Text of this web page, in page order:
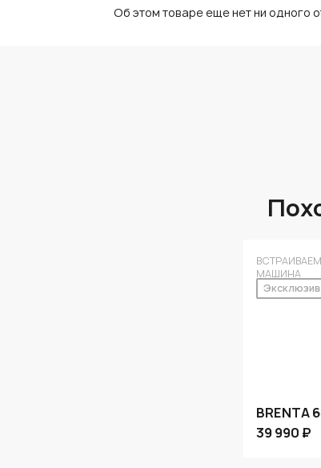
Об этом товаре еще нет ни одного
МАШИНА
Эксклюзив
BRENTA
39 990 ₽